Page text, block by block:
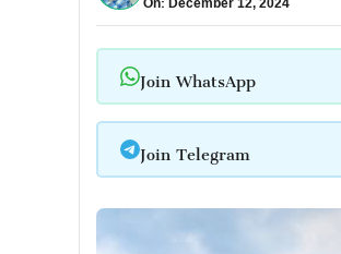
Join WhatsApp
Join Telegram